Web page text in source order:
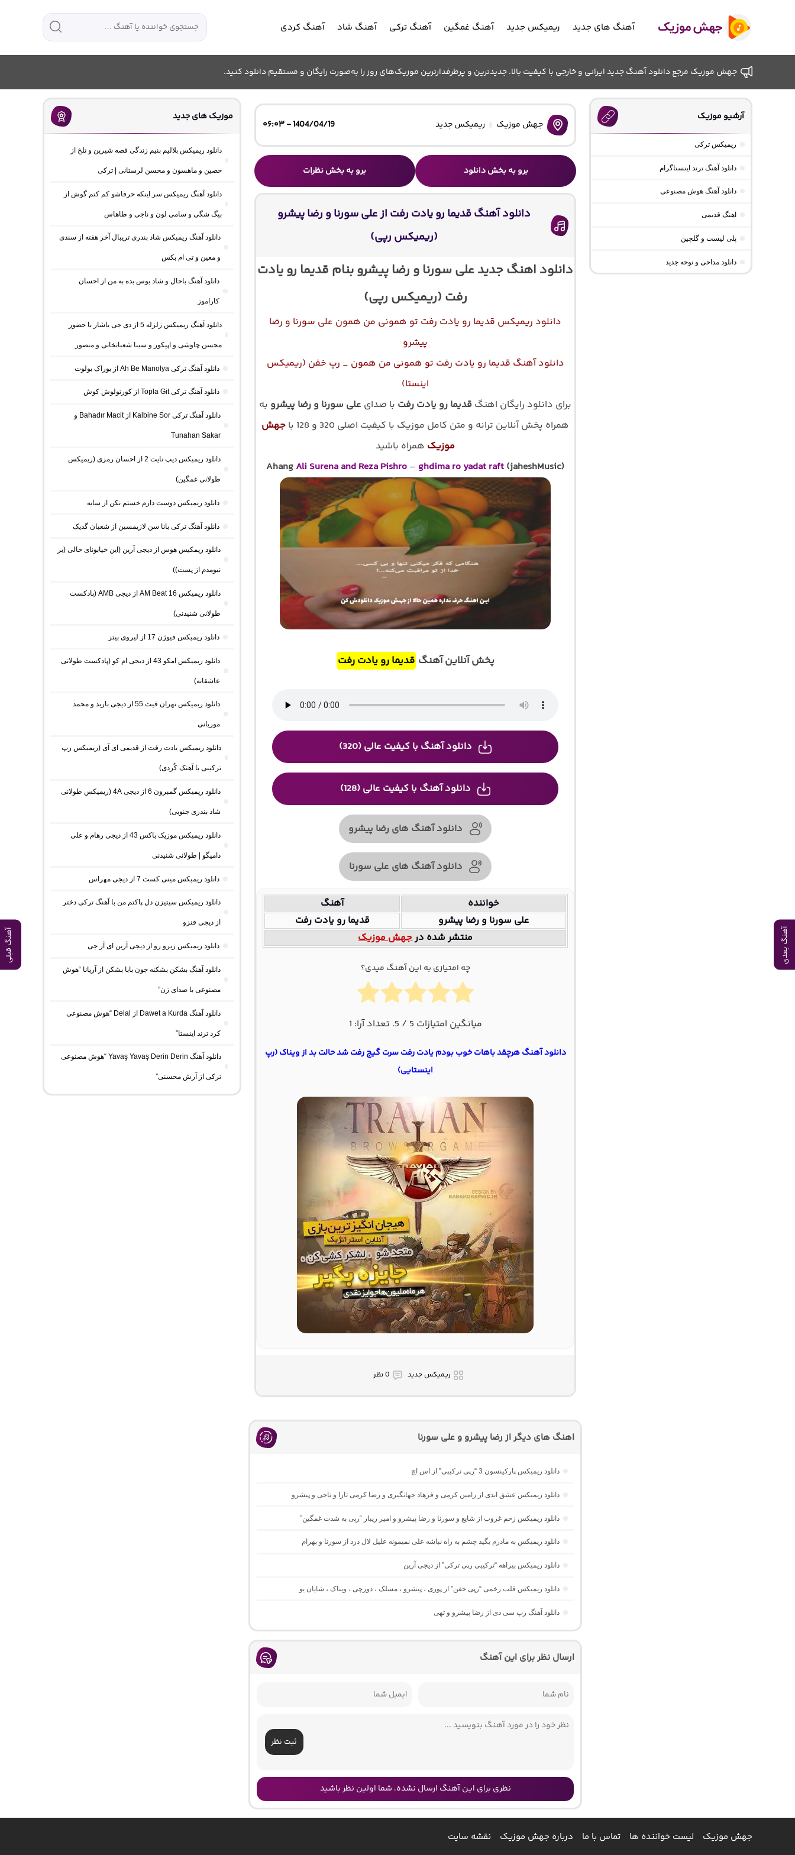
آهنگ بعدی آهنگ قبلی
آهنگ های جدید ریمیکس جدید آهنگ غمگین آهنگ ترکی آهنگ شاد آهنگ کردی
جهش موزیک مرجع دانلود آهنگ جدید ایرانی و خارجی با کیفیت بالا. جدیدترین و پرطرفدارترین موزیک‌های روز را به‌صورت رایگان و مستقیم دانلود کنید.
جهش موزیک ریمیکس جدید 1404/04/19 - ۰۶:۰۳
برو به بخش دانلود برو به بخش نظرات
دانلود آهنگ قدیما رو یادت رفت از علی سورنا و رضا پیشرو
(ریمیکس رپی)
دانلود اهنگ جدید علی سورنا و رضا پیشرو بنام قدیما رو یادت
رفت (ریمیکس رپی)
دانلود ریمیکس قدیما رو یادت رفت تو همونی من همون علی سورنا و رضا
پیشرو
دانلود آهنگ قدیما رو یادت رفت تو همونی من همون _ رپ خفن (ریمیکس
اینستا)
برای دانلود رایگان اهنگ قدیما رو یادت رفت با صدای علی سورنا و رضا پیشرو به
همراه پخش آنلاین ترانه و متن کامل موزیک با کیفیت اصلی 320 و 128 با
جهش
موزیک همراه باشید
Ahang Ali Surena and Reza Pishro – ghdima ro yadat raft (jaheshMusic)
پخش آنلاین آهنگ قدیما رو یادت رفت
دانلود آهنگ با کیفیت عالی (320)
دانلود آهنگ با کیفیت عالی (128)
دانلود آهنگ های رضا پیشرو
دانلود آهنگ های علی سورنا
خواننده
آهنگ
علی سورنا و رضا پیشرو
قدیما رو یادت رفت
منتشر شده درجهش موزیک
چه امتیازی به این آهنگ میدی؟
میانگین امتیازات 5 / 5. تعداد آرا: 1
دانلود آهنگ هرچقد باهات خوب بودم یادت رفت سرت گیج رفت شد حالت بد از ویناک (رپ
اینستایی)
ریمیکس جدید 0 نظر
اهنگ های دیگر از رضا پیشرو و علی سورنا
دانلود ریمیکس پارکینسون 3 “رپی ترکیبی” از اس اچ
دانلود ریمیکس عشق ابدی از رامین کرمی و فرهاد جهانگیری و رضا کرمی تارا و ناجی و پیشرو
دانلود ریمیکس زخم غروب از شایع و سورنا و رضا پیشرو و امیر ریبار “رپی به شدت غمگین”
دانلود ریمیکس به مادرم بگید چشم به راه نباشه علی نمیمونه علیل لال درد از سورنا و بهرام
دانلود ریمیکس بیراهه “ترکیبی رپی ترکی” از دیجی آرین
دانلود ریمیکس قلب زخمی “رپی خفن” از پوری ، پیشرو ، مسلک ، دورچی ، ویناک ، شایان یو
دانلود آهنگ رپ سی دی از رضا پیشرو و تهی
ارسال نظر برای این آهنگ
ثبت نظر
نظری برای این آهنگ ارسال نشده، شما اولین نظر باشید
آرشیو موزیک
ریمیکس ترکی
دانلود آهنگ ترند اینستاگرام
دانلود آهنگ هوش مصنوعی
اهنگ قدیمی
پلی لیست و گلچین
دانلود مداحی و نوحه جدید
موزیک های جدید
دانلود ریمیکس بلالیم بنیم زندگی قصه شیرین و تلخ از
حصین و ماهسون و محسن لرستانی | ترکی
دانلود آهنگ ریمیکس سر اینکه حرفاشو کم کنم گوش از
بیگ شگی و سامی لون و ناجی و طاهاس
دانلود آهنگ ریمیکس شاد بندری تریبال آخر هفته از سندی
و معین و تی ام بکس
دانلود آهنگ باحال و شاد بوس بده به من از احسان
کاراموز
دانلود آهنگ ریمیکس زلزله 5 از دی جی یاشار با حضور
محسن چاوشی و اپیکور و سینا شعبانخانی و منصور
دانلود آهنگ ترکی Ah Be Manolya از بوراک بولوت
دانلود آهنگ ترکی Topla Git از کورتولوش کوش
دانلود آهنگ ترکی Kalbine Sor از Bahadır Macit و
Tunahan Sakar
دانلود ریمیکس دیپ نایت 2 از احسان رمزی (ریمیکس
طولانی غمگین)
دانلود ریمیکس دوست دارم خستم نکن از سایه
دانلود آهنگ ترکی بانا سن لازیمسین از شعبان گدیک
دانلود ریمکیس هوس از دیجی آرین (این خیابونای خالی (بر
نیومدم از پست))
دانلود ریمیکس AM Beat 16 از دیجی AMB (پادکست
طولانی شنیدنی)
دانلود ریمیکس فیوژن 17 از لیروی بیتز
دانلود ریمیکس امکو 43 از دیجی ام کو (پادکست طولانی
عاشقانه)
دانلود ریمیکس تهران فیت 55 از دیجی باربد و محمد
موریانی
دانلود ریمیکس یادت رفت از قدیمی ای آی (ریمیکس رپ
ترکیبی با آهنک کُردی)
دانلود ریمیکس گمبرون 6 از دیجی 4A (ریمیکس طولانی
شاد بندری جنوبی)
دانلود ریمیکس موزیک باکس 43 از دیجی رهام و علی
دامیگو | طولانی شنیدنی
دانلود ریمیکس مینی کست 7 از دیجی مهراس
دانلود ریمیکس سیتیزن دل پاکتم من با آهنگ ترکی دختر
از دیجی فنزو
دانلود ریمیکس زیرو رو از دیجی آرین ای آر جی
دانلود آهنگ بشکن بشکنه جون بابا بشکن از آریانا “هوش
مصنوعی با صدای زن”
دانلود آهنگ Dawet a Kurda از Delal “هوش مصنوعی
کرد ترند اینستا”
دانلود آهنگ Yavaş Yavaş Derin Derin “هوش مصنوعی
ترکی از آرش محسنی”
جهش موزیک لیست خواننده ها تماس با ما درباره جهش موزیک نقشه سایت